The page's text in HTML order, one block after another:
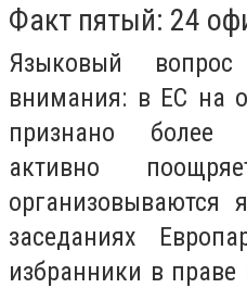
Факт пятый: 24
Языковый
внимания: в ЕС на
признано более
активно
организовываются
заседаниях
избранники в праве